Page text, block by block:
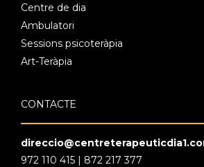
Centre de dia
Ambulatori
Sessions psicoteràpia
Art-Teràpia
CONTACTE
972 110 415 | 872 217 377